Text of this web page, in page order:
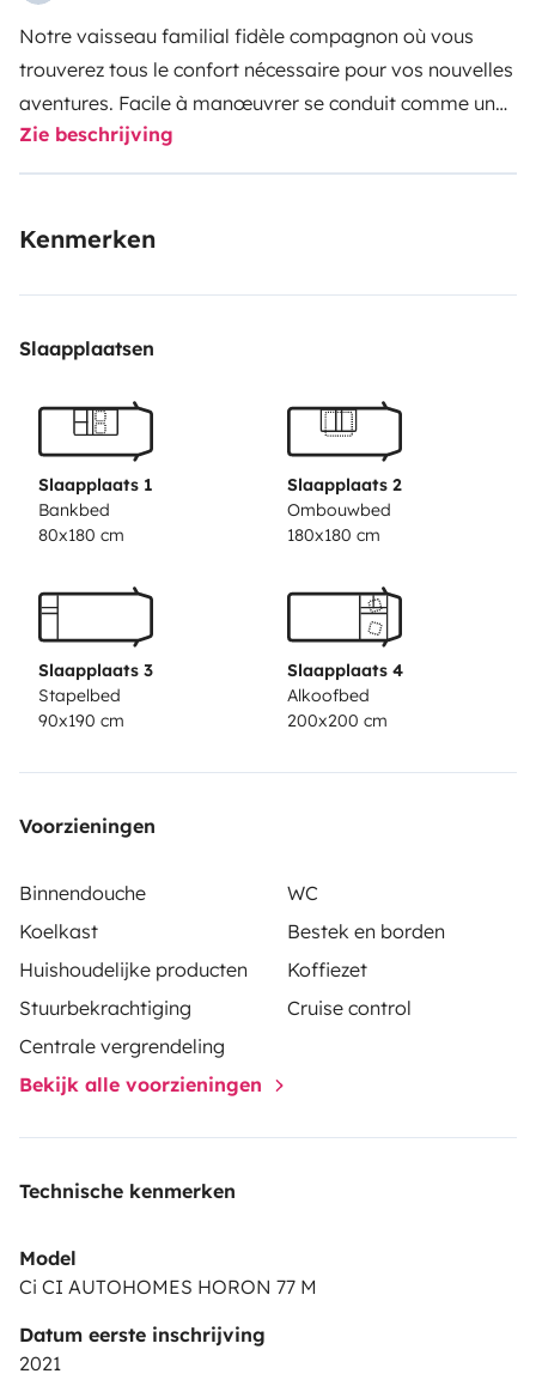
Notre vaisseau familial fidèle compagnon où vous
trouverez tous le confort nécessaire pour vos nouvelles
aventures. Facile à manœuvrer se conduit comme une
berline. L’utilisation pour bien évoluer dans la célule est
également très simple.
Zie beschrijving
Kenmerken
Slaapplaatsen
Slaapplaats 1
Bankbed
80x180 cm
Slaapplaats 2
Ombouwbed
180x180 cm
Slaapplaats 3
Stapelbed
90x190 cm
Slaapplaats 4
Alkoofbed
200x200 cm
Voorzieningen
Binnendouche
WC
Koelkast
Bestek en borden
Huishoudelijke producten
Koffiezet
Stuurbekrachtiging
Cruise control
Centrale vergrendeling
Bekijk alle voorzieningen
Technische kenmerken
Model
Ci CI AUTOHOMES HORON 77 M
Datum eerste inschrijving
2021